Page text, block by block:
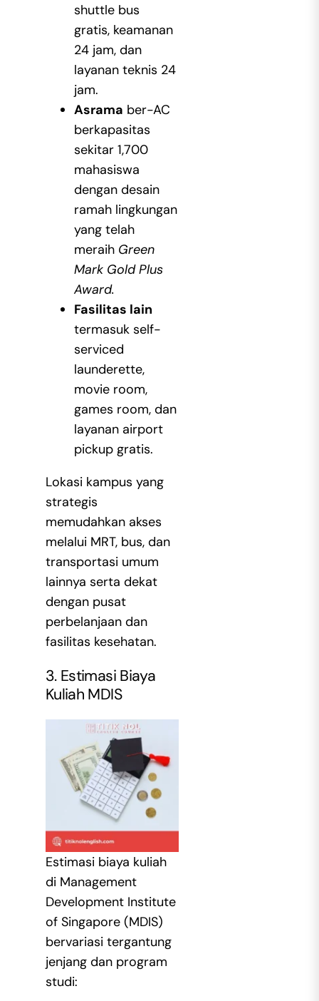
shuttle bus
gratis, keamanan
24 jam, dan
layanan teknis 24
jam.
Asrama ber-AC
berkapasitas
sekitar 1,700
mahasiswa
dengan desain
ramah lingkungan
yang telah
meraih Green
Mark Gold Plus
Award.
Fasilitas lain
termasuk self-
serviced
launderette,
movie room,
games room, dan
layanan airport
pickup gratis.
Lokasi kampus yang
strategis
memudahkan akses
melalui MRT, bus, dan
transportasi umum
lainnya serta dekat
dengan pusat
perbelanjaan dan
fasilitas kesehatan.
3. Estimasi Biaya
Kuliah MDIS
Estimasi biaya kuliah
di Management
Development Institute
of Singapore (MDIS)
bervariasi tergantung
jenjang dan program
studi: